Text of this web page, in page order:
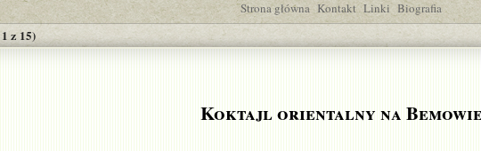
Strona główna Kontakt Linki Biografia
z 15)
Koktajl orientalny na